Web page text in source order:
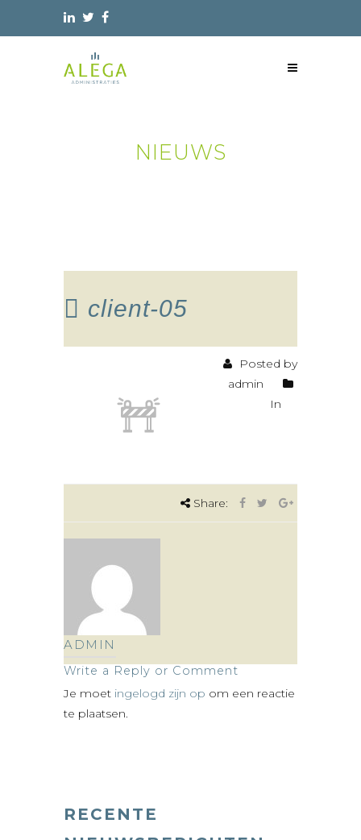
NIEUWS
client-05
Posted by
admin
In
Share:
ADMIN
Write a Reply or Comment
Je moet ingelogd zijn op om een reactie
te plaatsen.
RECENTE